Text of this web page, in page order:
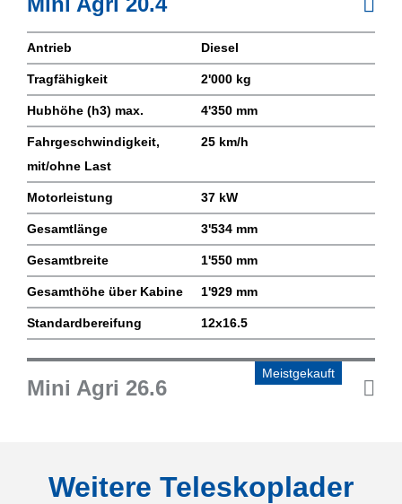
Antrieb Diesel
Tragfähigkeit 2'000 kg
Hubhöhe (h3) max. 4'350 mm
Fahrgeschwindigkeit,
mit/ohne Last
25 km/h
Motorleistung 37 kW
Gesamtlänge 3'534 mm
Gesamtbreite 1'550 mm
Gesamthöhe über Kabine 1'929 mm
Standardbereifung 12x16.5
Mini Agri 26.6
Meistgekauft
Weitere Teleskoplader